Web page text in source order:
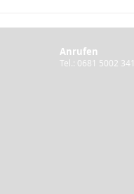
Missbrauch"Anrufen
Tel.: 0681 5002 341